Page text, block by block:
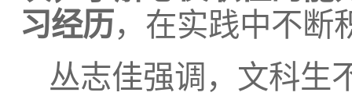
习经历 ，在实践中不断
丛志佳强调，文科生